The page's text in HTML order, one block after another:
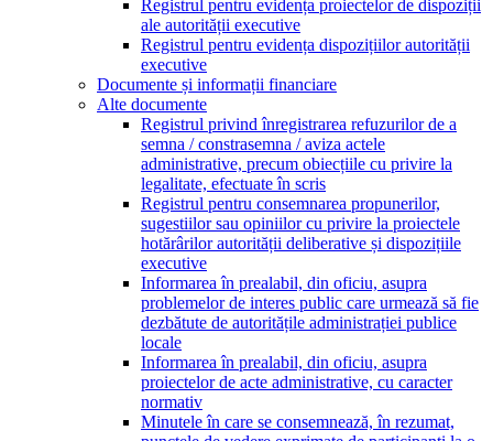
Registrul pentru evidența proiectelor de dispoziții
ale autorității executive
Registrul pentru evidența dispozițiilor autorității
executive
Documente și informații financiare
Alte documente
Registrul privind înregistrarea refuzurilor de a
semna / constrasemna / aviza actele
administrative, precum obiecțiile cu privire la
legalitate, efectuate în scris
Registrul pentru consemnarea propunerilor,
sugestiilor sau opiniilor cu privire la proiectele
hotărârilor autorității deliberative și dispozițiile
executive
Informarea în prealabil, din oficiu, asupra
problemelor de interes public care urmează să fie
dezbătute de autoritățile administrației publice
locale
Informarea în prealabil, din oficiu, asupra
proiectelor de acte administrative, cu caracter
normativ
Minutele în care se consemnează, în rezumat,